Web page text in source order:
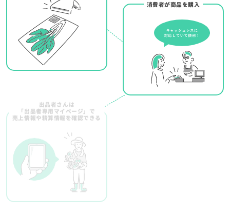
消費者が商品を購入
「出品者専用マイページ」で
売上情報や精算情報を確認できる